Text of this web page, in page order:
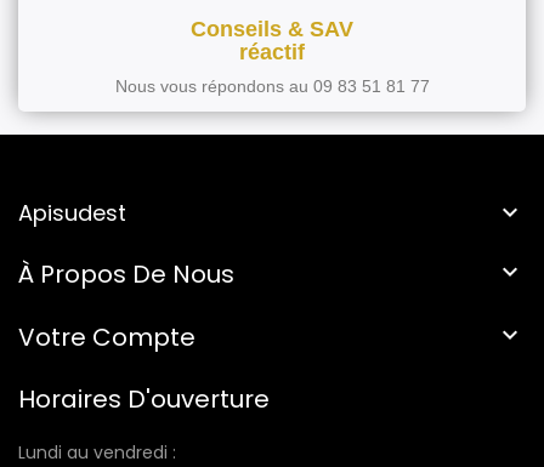
Conseils & SAV
réactif
Nous vous répondons au 09 83 51 81 77
Apisudest 
À Propos De Nous 
Votre Compte 
Horaires D'ouverture
Lundi au vendredi :